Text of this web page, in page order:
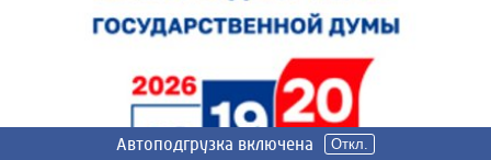
Автоподгрузка включена Откл.
Автоподгрузка включена Откл.
Автоподгрузка включена Откл.
Автоподгрузка включена Откл.
Автоподгрузка включена Откл.